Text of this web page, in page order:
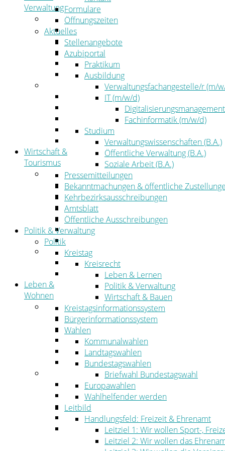
Verwaltung
Politik
Kreistag
Kreistagsinformationssystem
Bürgerinformationssystem
Wahlen
Leitbild
Der Landrat
Kommunalaufsicht
Zahlen, Daten, Fakten
Wirtschaft &
Tourismus
Wirtschaft
Wirtschaftsförderung
Gewerbeflächen und Unternehmen
Arbeitgeberservice
Mobilfunk & Breitband
Straßen- und Radwegebau
Landwirtschaft
Tourismus
Freizeit und Urlaub im Landkreis
Veranstaltungen
Leben &
Wohnen
Leben
Migration
Schulen, Bildung, Sport und Kultur
Soziales
Gesundheit
Jugend, Familie und Senioren
Bauen und Planen
Abfall
Verkehr
Umwelt
Ordnung
Formulare
Öffnungszeiten
Aktuelles
Stellenangebote
Azubiportal
Praktikum
Ausbildung
Verwaltungsfachangestelle/r (m/
IT (m/w/d)
Fachinformatik (m/w/d)
Studium
Verwaltungswissenschaften (B.A.)
Öffentliche Verwaltung (B.A.)
Soziale Arbeit (B.A.)
Pressemitteilungen
Bekanntmachungen & öffentliche
Kehrbezirksausschreibungen
Amtsblatt
Öffentliche Ausschreibungen
Politik & Verwaltung
Politik
Kreistag
Kreisrecht
Leben & Lernen
Politik & Verwaltung
Wirtschaft & Bauen
Kreistagsinformationssystem
Bürgerinformationssystem
Wahlen
Kommunalwahlen
Landtagswahlen
Bundestagswahlen
Briefwahl Bundestagswahl
Europawahlen
Wahlhelfender werden
Leitbild
Handlungsfeld: Freizeit & Ehrenamt
Leitziel 1: Wir wollen Sport-,
Leitziel 2: Wir wollen das